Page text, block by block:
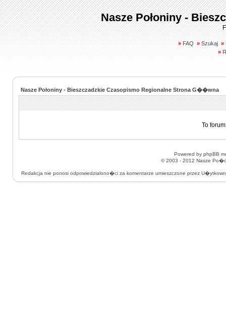
Nasze Połoniny -
» FAQ » Szukaj »
»
Nasze Połoniny - Bieszczadzkie Czasopismo Regionalne Strona G��wna
To
Powered by phpBB
© 2003 - 2012 Nasze
Redakcja nie ponosi odpowiedzialono�ci za komentarze umieszczone przez